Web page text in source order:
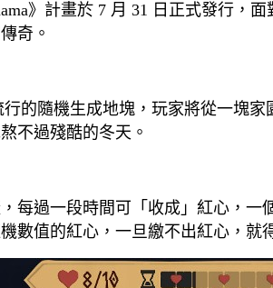
》計畫於 7 月 31 日正式發行，
奇。
行的隨機生成地塊，玩家將從一塊
不過殘酷的冬天。
每過一段時間可「收成」紅心，一
數值的紅心，一旦繳不出紅心，就